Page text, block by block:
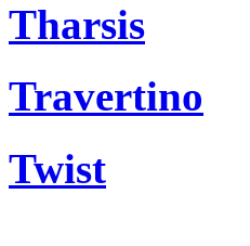
Tharsis
Travertino
Twist